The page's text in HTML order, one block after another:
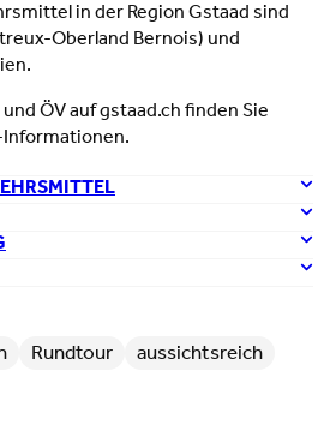
Rundtour aussichtsreich
in der Region Gstaad sind
Oberland Bernois) und
ÖV auf gstaad.ch finden Sie